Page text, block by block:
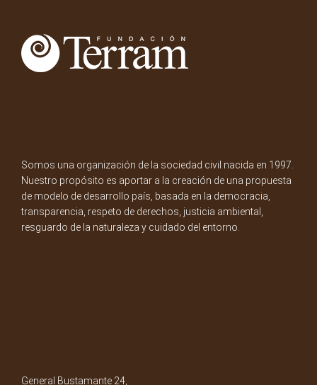
Somos una organización de la sociedad civil nacida en 1997.
Nuestro propósito es aportar a la creación de una propuesta
de modelo de desarrollo país, basada en la democracia,
transparencia, respeto de derechos, justicia ambiental,
resguardo de la naturaleza y cuidado del entorno.
General Bustamante 24,